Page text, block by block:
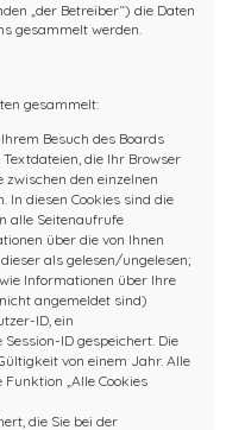
„der Betreiber“) die Daten
gesammelt werden.
gesammelt:
Besuch des Boards
die Ihr Browser
den einzelnen
In diesen Cookies sind die
alle Seitenaufrufe
über die von Ihnen
als gelesen/ungelesen;
Informationen über Ihre
angemeldet sind)
ID, ein
ID gespeichert. Die
von einem Jahr. Alle
„Alle Cookies
die Sie bei der